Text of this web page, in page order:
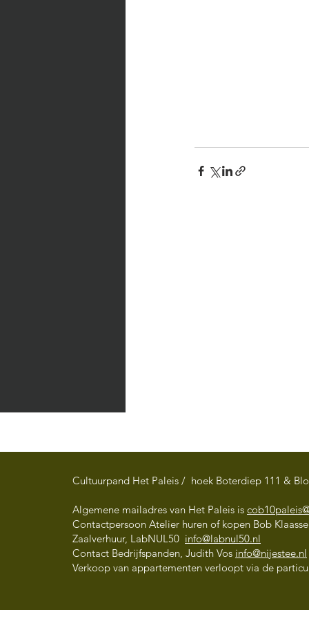
Art Market' A Celebration
of Diversity' in The Social
Hub Groningen - 13 juni
Cultuurpand Het Paleis / hoek Boterdiep 111 &
Algemene mailadres van Het Paleis is
Contactpersoon Atelier huren of kopen Bob
Zaalverhuur, LabNUL50 info@labnul50.nl
Contact Bedrijfspanden, Judith Vos info@nijestee.nl
Verkoop van appartementen verloopt via de